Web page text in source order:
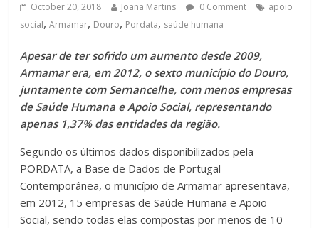
October 20, 2018 Joana Martins 0 Comment
apoio
social,Armamar, Douro, Pordata, saúde humana
Apesar de ter sofrido um aumento desde 2009,
Armamar era, em 2012, o sexto município do Douro,
juntamente com Sernancelhe, com menos empresas
de Saúde Humana e Apoio Social, representando
apenas 1,37% das entidades da região.
Segundo os últimos dados disponibilizados pela
PORDATA, a Base de Dados de Portugal
Contemporânea, o município de Armamar apresentava,
em 2012, 15 empresas de Saúde Humana e Apoio
Social, sendo todas elas compostas por menos de 10